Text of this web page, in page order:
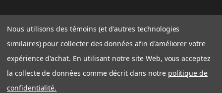
Nous utilisons des témoins (et d'autres technologies
similaires) pour collecter des données afin d'améliorer votre
expérience d'achat. En utilisant notre site Web, vous acceptez
la collecte de données comme décrit dans notre politique de
confidentialité.